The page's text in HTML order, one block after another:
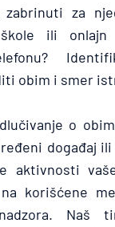
za
ili onlajn
obim i smer
o
događaj
aktivnosti
korišćene
Naš